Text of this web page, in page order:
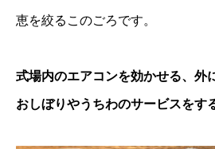
恵を絞るこのごろです。
式場内のエアコンを効かせる、外
おしぼりやうちわのサービスをす